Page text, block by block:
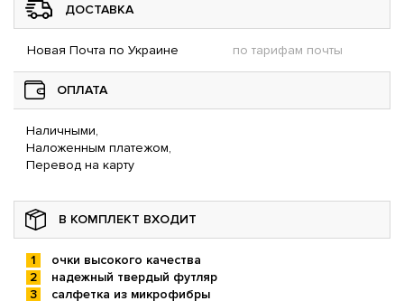
ДОСТАВКА
Новая Почта по Украине по тарифам почты
ОПЛАТА
Наличными,
Наложенным платежом,
Перевод на карту
В КОМПЛЕКТ ВХОДИТ
очки высокого качества
надежный твердый футляр
салфетка из микрофибры